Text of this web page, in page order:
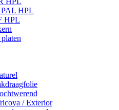
HPL
HPL
/ Exterior